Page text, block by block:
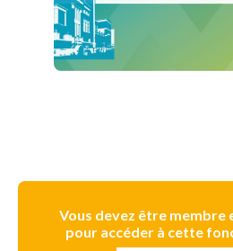
Vous devez être membre
pour accéder à cette